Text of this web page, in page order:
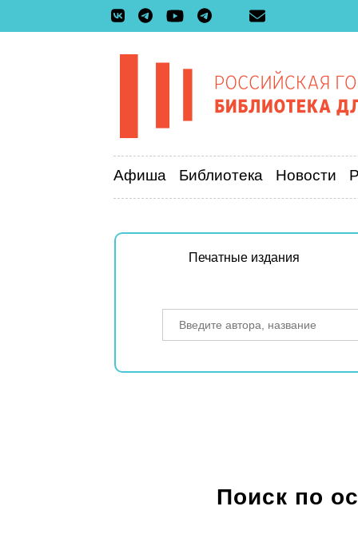
Афиша Библиотека Новости
Печатные издания
Поиск по